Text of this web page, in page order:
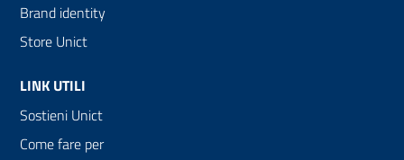
Brand identity
Store Unict
LINK UTILI
Sostieni Unict
Come fare per